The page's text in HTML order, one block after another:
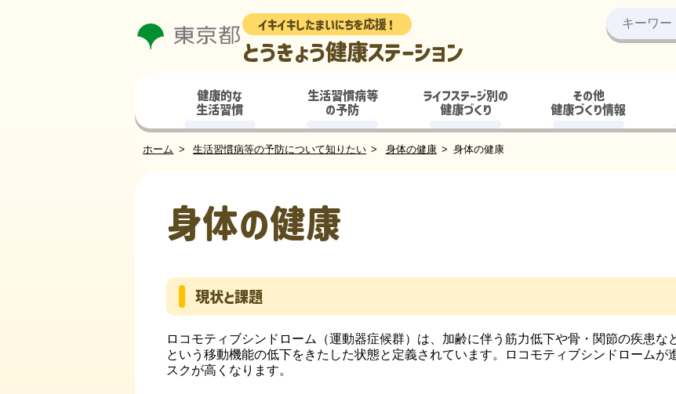
イキイキしたまいにちを応援！
とうきょう健康ステーション
健康的な
生活習慣
生活習慣病等
の予防
ライフステージ別の
健康づくり
その他
健康づくり情報
ホーム 生活習慣病等の予防について知りたい 身体の健康 身体の健康
身体の健康
現状と課題
ロコモティブシンドローム（運動器症候群）は、加齢に伴う筋力低下や骨・関節の疾患な
という移動機能の低下をきたした状態と定義されています。ロコモティブシンドロームが
スクが高くなります。